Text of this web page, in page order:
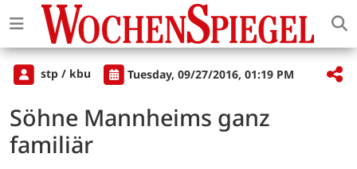
stp / kbu Tuesday, 09/27/2016, 01:19 PM
Söhne Mannheims ganz
familiär